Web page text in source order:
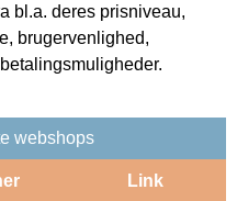
bl.a. deres prisniveau,
brugervenlighed,
webshops
Link